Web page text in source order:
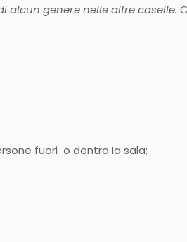
alcun genere nelle altre caselle.
fuori o dentro Ia sala;